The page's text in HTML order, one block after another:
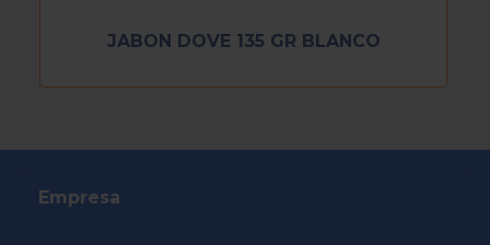
JABON DOVE 135 GR BLANCO
Empresa